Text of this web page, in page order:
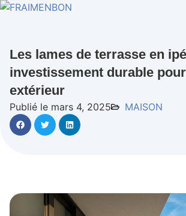
Les lames de terrasse en
investissement durable
extérieur
Publié le mars 4, 2025 MAISON